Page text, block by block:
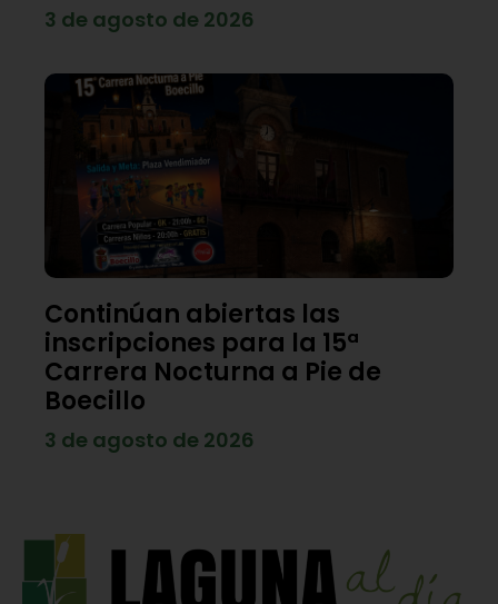
3 de agosto de 2026
Continúan abiertas las
inscripciones para la 15ª
Carrera Nocturna a Pie de
Boecillo
3 de agosto de 2026